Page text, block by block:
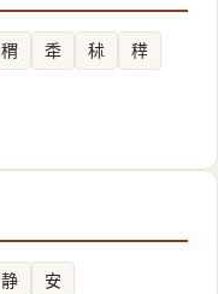
稩 䄵 秫
䅸
静 安